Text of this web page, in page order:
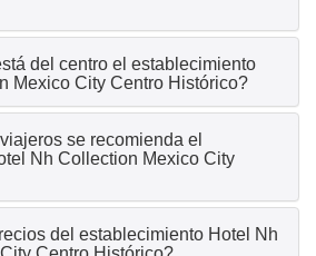
del centro el establecimiento
Mexico City Centro Histórico?
se recomienda el
Nh Collection Mexico City
del establecimiento Hotel Nh